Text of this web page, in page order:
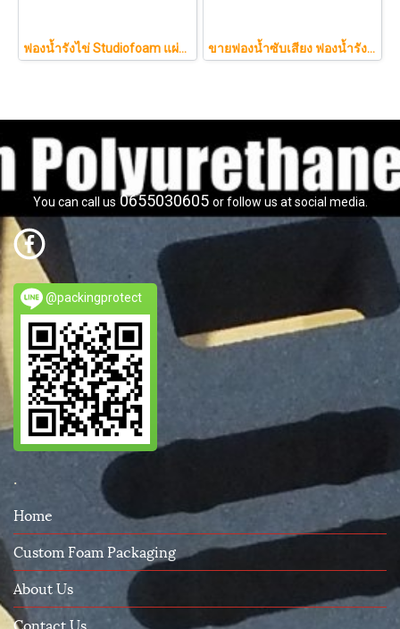
ฟองน้ำรังไข่ Studiofoam แผ่นซับเสียงห้อง แผ่นซับเสียงรังไข่ แผ่นซับเสียงรังไข่ Acoustic foam สีเทาดำขนาดใหญ่ 125*200ซม.หนา1นิ้วราคา290บาท ขายฟองน้ำซับเสียง ฟองน้ำรังไข่ แผ่นซับเสียงห้อง ราคาถูกฟองน้ำรังไข่ แผ่นซับเสียงรังไข่ แผ่นซับเสียงรังไข่ Acoustic foam สีเ
You can call us 0655030605 or follow us at social media.
@packingprotect
.
Home
Custom Foam Packaging
About Us
Contact Us